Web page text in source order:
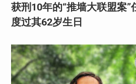
获刑10年的“推墙大联盟案
度过其62岁生日